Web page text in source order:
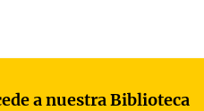
a nuestra Biblioteca